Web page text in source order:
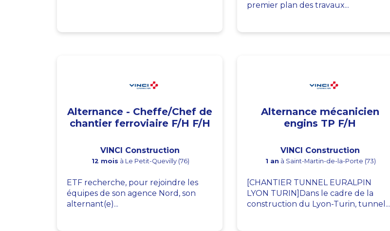
premier plan des travaux...
Alternance - Cheffe/Chef de
chantier ferroviaire F/H F/H
VINCI Construction
12 mois à Le Petit-Quevilly (76)
ETF recherche, pour rejoindre les
équipes de son agence Nord, son
alternant(e)...
Alternance mécanicien
engins TP F/H
VINCI Construction
1 an à Saint-Martin-de-la-Porte (73)
[CHANTIER TUNNEL EURALPIN
LYON TURIN]Dans le cadre de la
construction du Lyon-Turin, tunnel...